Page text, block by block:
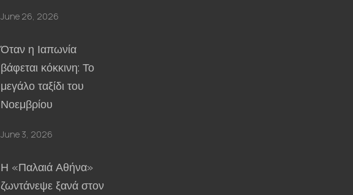
June 26, 2026
Όταν η Ιαπωνία
βάφεται κόκκινη: Το
μεγάλο ταξίδι του
Νοεμβρίου
June 3, 2026
Η «Παλαιά Αθήνα»
ζωντάνεψε ξανά στον